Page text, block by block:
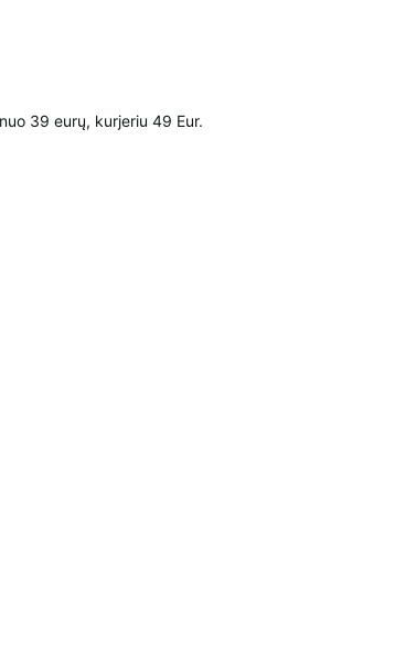
39 eurų, kurjeriu 49 Eur.